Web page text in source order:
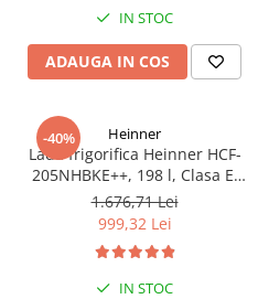
IN STOC
ADAUGA IN COS
-40% Heinner
Lada frigorifica Heinner HCF-
205NHBKE++, 198 l, Clasa E,
Compresor inverter, Display
waterproof, Negru
1.676,71 Lei
999,32 Lei
IN STOC